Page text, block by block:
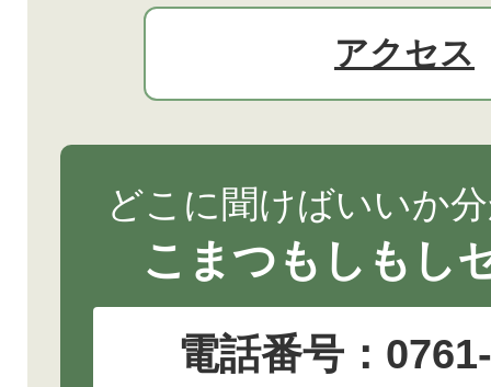
アクセス
どこに聞けばいいか
こまつもしもし
電話番号：